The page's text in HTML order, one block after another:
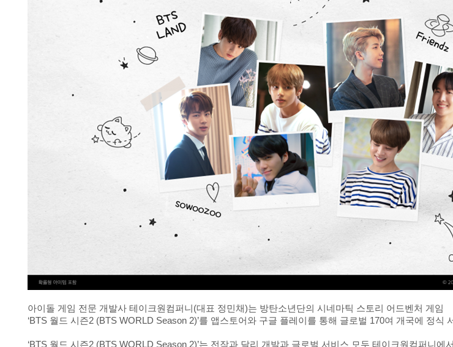
아이돌 게임 전문 개발사 테이크원컴퍼니(대표 정민채)는 방탄소년단의 시네마틱 스토리 어드벤처 게임
‘BTS 월드 시즌2 (BTS WORLD Season 2)’를 앱스토어와 구글 플레이를 통해 글로벌 170여 개국에 정식
‘BTS 월드 시즌2 (BTS WORLD Season 2)’는 전작과 달리 개발과 글로벌 서비스 모두 테이크원컴퍼니에